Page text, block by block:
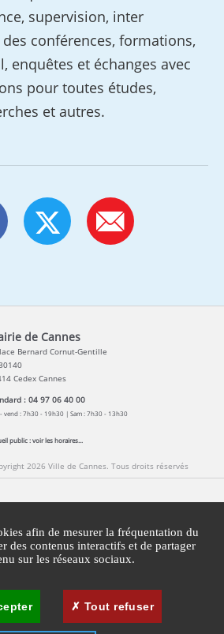
supervision, inter
conférences, formations,
enquêtes et échanges avec
pour toutes études,
et autres.
de Cannes
Bernard Cornut-Gentille
Cedex Cannes
: 04 97 06 40 00
vend : 7h30 - 19h30 | Sam : 7h30 - 13h30
public :voir les horaires...
2026 Ville de Cannes. Tous droits réservés
Agglomération Cannes Lérins
Gestion des cookies
afin de mesurer la fréquentation du
des contenus interactifs et de partager
sur les réseaux sociaux.
Tout refuser